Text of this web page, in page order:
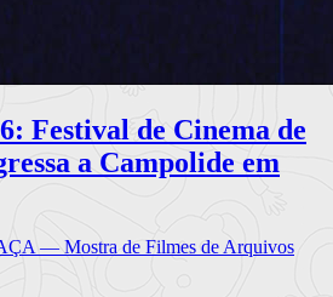
Festival de Cinema de
a Campolide em
— Mostra de Filmes de Arquivos